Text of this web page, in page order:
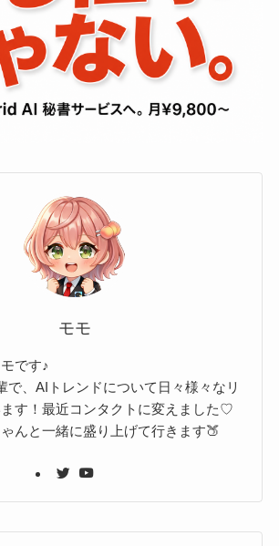
モモ
です♪
で、AIトレンドについて日々様々なリ
す！最近コンタクトに変えました♡
んと一緒に盛り上げて行きます🍑